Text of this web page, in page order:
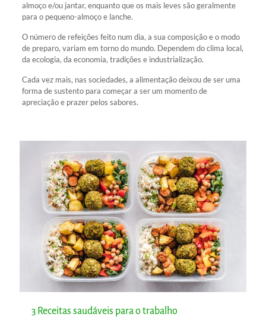
almoço e/ou jantar, enquanto que os mais leves são geralmente
para o pequeno-almoço e lanche.
O número de refeições feito num dia, a sua composição e o modo
de preparo, variam em torno do mundo. Dependem do clima local,
da ecologia, da economia, tradições e industrialização.
Cada vez mais, nas sociedades, a alimentação deixou de ser uma
forma de sustento para começar a ser um momento de
apreciação e prazer pelos sabores.
3 Receitas saudáveis para o trabalho